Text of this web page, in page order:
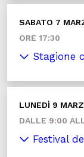
SABATO 7
ORE 17:30
Stagione
LUNEDÌ 9
DALLE 9:00
Festival